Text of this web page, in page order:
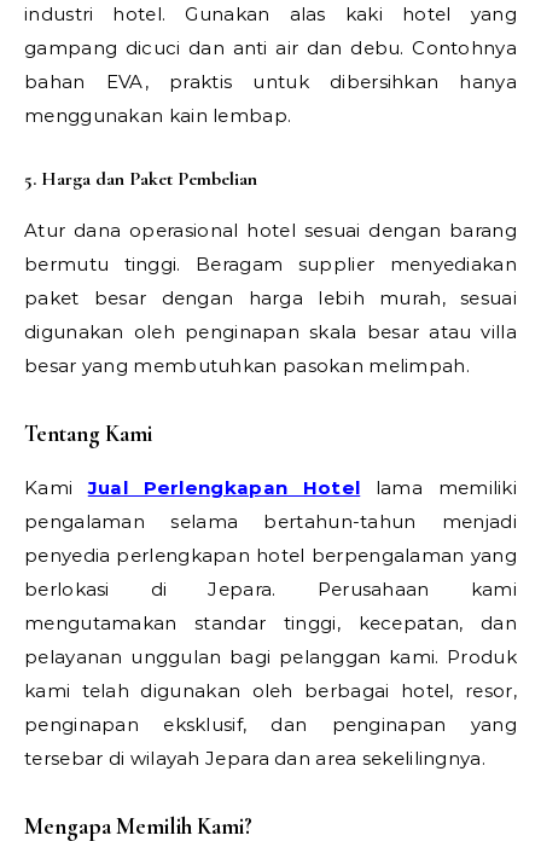
industri hotel. Gunakan alas kaki hotel yang
gampang dicuci dan anti air dan debu. Contohnya
bahan EVA, praktis untuk dibersihkan hanya
menggunakan kain lembap.
5. Harga dan Paket Pembelian
Atur dana operasional hotel sesuai dengan barang
bermutu tinggi. Beragam supplier menyediakan
paket besar dengan harga lebih murah, sesuai
digunakan oleh penginapan skala besar atau villa
besar yang membutuhkan pasokan melimpah.
Tentang Kami
KamiJual Perlengkapan Hotel lama memiliki
pengalaman selama bertahun-tahun menjadi
penyedia perlengkapan hotel berpengalaman yang
berlokasi di Jepara. Perusahaan kami
mengutamakan standar tinggi, kecepatan, dan
pelayanan unggulan bagi pelanggan kami. Produk
kami telah digunakan oleh berbagai hotel, resor,
penginapan eksklusif, dan penginapan yang
tersebar di wilayah Jepara dan area sekelilingnya.
Mengapa Memilih Kami?